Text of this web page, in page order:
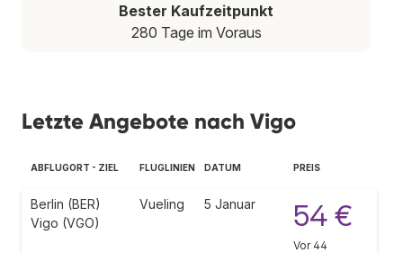
Bester Kaufzeitpunkt
280 Tage im Voraus
Letzte Angebote nach Vigo
ABFLUGORT - ZIEL FLUGLINIEN DATUM PREIS
Berlin (BER)
Vigo (VGO)
Vueling 5 Januar 54 €
Vor 44